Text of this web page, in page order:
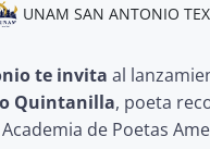
UNAM SAN ANTONIO
te invita al
Quintanilla, poeta
de Poetas